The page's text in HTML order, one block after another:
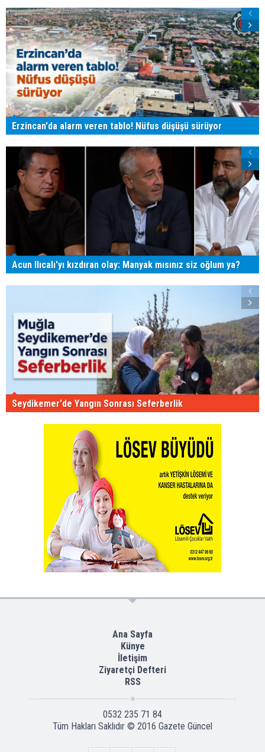
Erzincan'da alarm veren tablo! Nüfus düşüşü sürüyor
Acun Ilıcalı'yı kızdıran olay: Manyak mısınız siz oğlum ya?
Seydikemer'de Yangın Sonrası Seferberlik
Ana Sayfa
Künye
İletişim
Ziyaretçi Defteri
RSS
0532 235 71 84
Tüm Hakları Saklıdır © 2016 Gazete Güncel